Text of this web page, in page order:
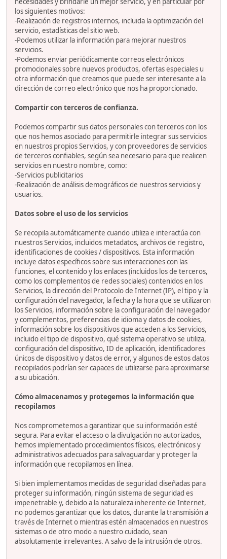
los siguientes motivos:
-Realización de registros internos, incluida la optimización del
servicio, estadísticas del sitio web.
-Podemos utilizar la información para mejorar nuestros
servicios.
-Podemos enviar periódicamente correos electrónicos
promocionales sobre nuevos productos, ofertas especiales u
otra información que creamos que puede ser interesante a la
dirección de correo electrónico que nos ha proporcionado.
Compartir con terceros de confianza.
Podemos compartir sus datos personales con terceros con los
que nos hemos asociado para permitirle integrar sus servicios
en nuestros propios Servicios, y con proveedores de servicios
de terceros confiables, según sea necesario para que realicen
servicios en nuestro nombre, como:
-Servicios publicitarios
-Realización de análisis demográficos de nuestros servicios y
usuarios.
Datos sobre el uso de los servicios
Se recopila automáticamente cuando utiliza e interactúa con
nuestros Servicios, incluidos metadatos, archivos de registro,
identificaciones de cookies / dispositivos. Esta información
incluye datos específicos sobre sus interacciones con las
funciones, el contenido y los enlaces (incluidos los de terceros,
como los complementos de redes sociales) contenidos en los
Servicios, la dirección del Protocolo de Internet (IP), el tipo y la
configuración del navegador, la fecha y la hora que se utilizaron
los Servicios, información sobre la configuración del navegador
y complementos, preferencias de idioma y datos de cookies,
información sobre los dispositivos que acceden a los Servicios,
incluido el tipo de dispositivo, qué sistema operativo se utiliza,
configuración del dispositivo, ID de aplicación, identificadores
únicos de dispositivo y datos de error, y algunos de estos datos
recopilados podrían ser capaces de utilizarse para aproximarse
a su ubicación.
Cómo almacenamos y protegemos la información que
recopilamos
Nos comprometemos a garantizar que su información esté
segura. Para evitar el acceso o la divulgación no autorizados,
hemos implementado procedimientos físicos, electrónicos y
administrativos adecuados para salvaguardar y proteger la
información que recopilamos en línea.
Si bien implementamos medidas de seguridad diseñadas para
proteger su información, ningún sistema de seguridad es
impenetrable y, debido a la naturaleza inherente de Internet,
no podemos garantizar que los datos, durante la transmisión a
través de Internet o mientras estén almacenados en nuestros
sistemas o de otro modo a nuestro cuidado, sean
absolutamente irrelevantes. A salvo de la intrusión de otros.